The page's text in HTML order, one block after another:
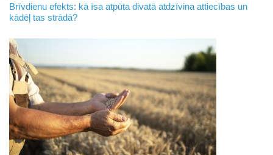
Brīvdienu efekts: kā īsa atpūta divatā atdzīvina attiecības un
kādēļ tas strādā?